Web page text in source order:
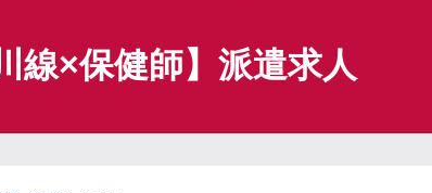
線×保健師】派遣求人